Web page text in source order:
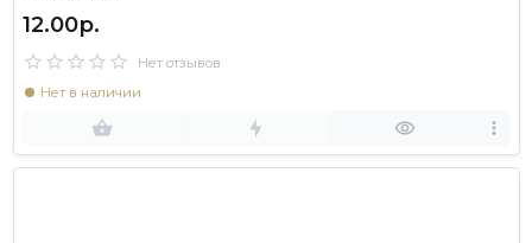
12.00р.
Нет отзывов
Нет в наличии